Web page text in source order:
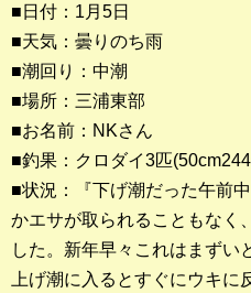
■日付：1月5日
■天気：曇りのち雨
■潮回り：中潮
■場所：三浦東部
■お名前：NKさん
■釣果：クロダイ3匹
■状況：『下げ潮だった午前
かエサが取られることもなく
した。新年早々これはまずい
上げ潮に入るとすぐにウキに
船・ボート釣り
その他の釣り
釣果ランキング
2023年 クロダイ部門
2023年 メジナ部門
歴代釣果ランキング